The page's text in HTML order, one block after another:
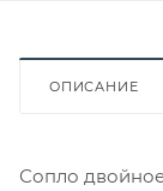
ОПИСАНИЕ
Сопло